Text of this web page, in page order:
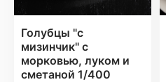
Голубцы "с
мизинчик" с
морковью, луком и
сметаной 1/400